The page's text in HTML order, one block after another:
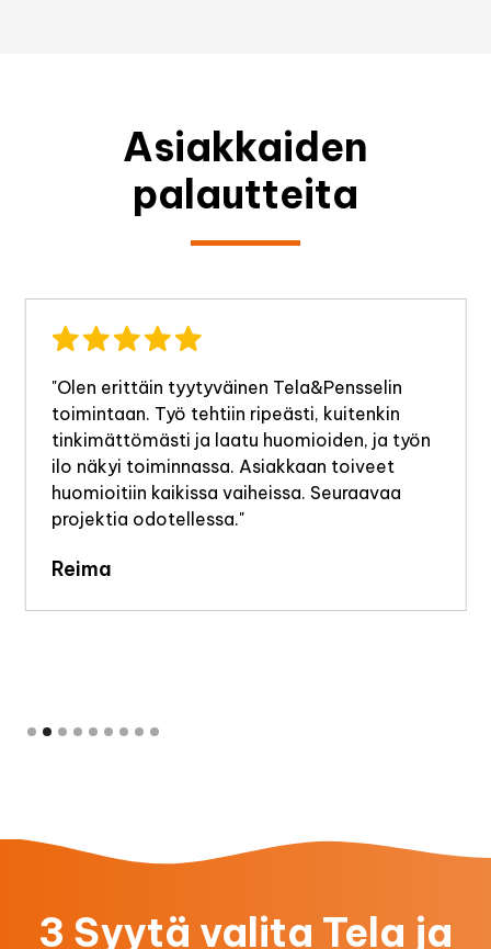
Asiakkaiden
palautteita
"Olen erittäin tyytyväinen Tela&Pensselin
toimintaan. Työ tehtiin ripeästi, kuitenkin
tinkimättömästi ja laatu huomioiden, ja työn
ilo näkyi toiminnassa. Asiakkaan toiveet
huomioitiin kaikissa vaiheissa. Seuraavaa
projektia odotellessa."
Reima
Slide 2 of 9.
3 Syytä valita Tela ja